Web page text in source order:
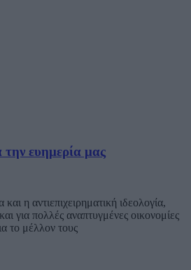
ευημερία μας
η αντιεπιχειρηματική ιδεολογία,
για πολλές αναπτυγμένες οικονομίες
το μέλλον τους